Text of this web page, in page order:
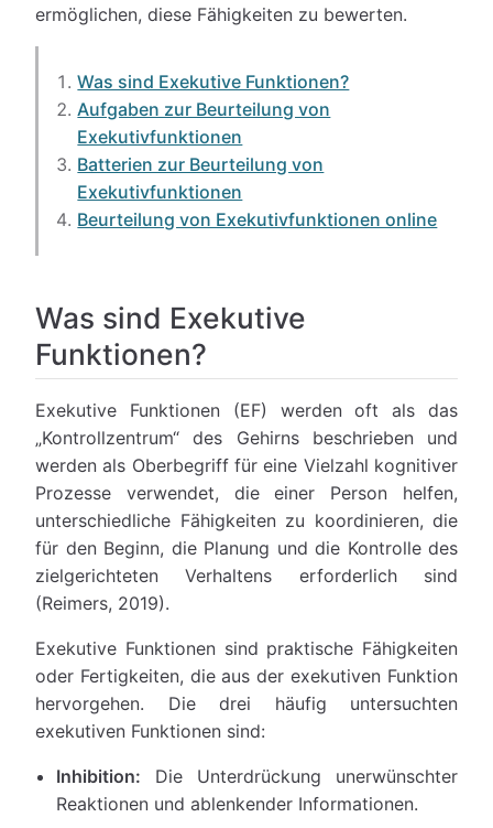
ermöglichen, diese Fähigkeiten zu bewerten.
Was sind Exekutive Funktionen?
Aufgaben zur Beurteilung von
Exekutivfunktionen
Batterien zur Beurteilung von
Exekutivfunktionen
Beurteilung von Exekutivfunktionen online
Was sind Exekutive
Funktionen?
Exekutive Funktionen (EF) werden oft als das
„Kontrollzentrum“ des Gehirns beschrieben und
werden als Oberbegriff für eine Vielzahl kognitiver
Prozesse verwendet, die einer Person helfen,
unterschiedliche Fähigkeiten zu koordinieren, die
für den Beginn, die Planung und die Kontrolle des
zielgerichteten Verhaltens erforderlich sind
(Reimers, 2019).
Exekutive Funktionen sind praktische Fähigkeiten
oder Fertigkeiten, die aus der exekutiven Funktion
hervorgehen. Die drei häufig untersuchten
exekutiven Funktionen sind:
Inhibition: Die Unterdrückung unerwünschter
Reaktionen und ablenkender Informationen.